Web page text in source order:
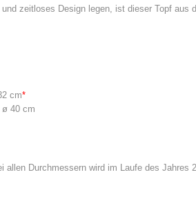
zeitloses Design legen, ist dieser Topf aus
cm*
40 cm
allen Durchmessern wird im Laufe des Jahres